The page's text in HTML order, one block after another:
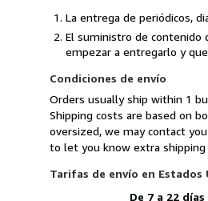
La entrega de periódicos,
El suministro de contenido
empezar a entregarlo y
Condiciones de envío
Orders usually ship within 1
Shipping costs are based on
oversized, we may contact
to let you know extra shipping
Tarifas de envío en Estados
De 7 a 22